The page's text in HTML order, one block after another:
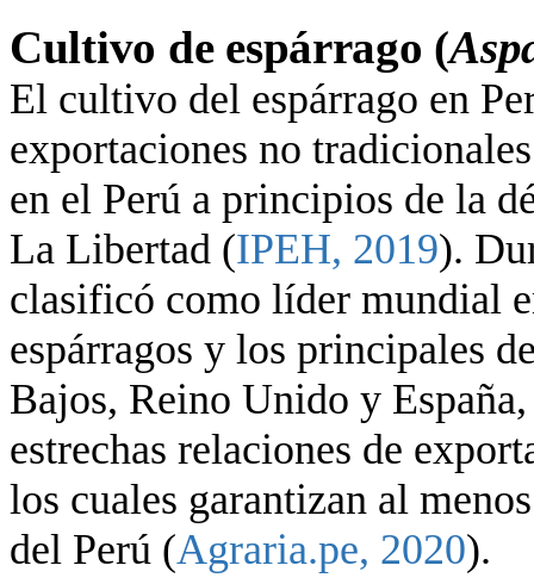
Cultivo de espárrago (
El cultivo del espárrago en
exportaciones no
en el Perú a principios de la
La Libertad (IPEH, 2019).
clasificó como líder mundial
espárragos y los principales
Bajos, Reino Unido y
estrechas relaciones de
los cuales garantizan al
del Perú (Agraria.pe, 2020).